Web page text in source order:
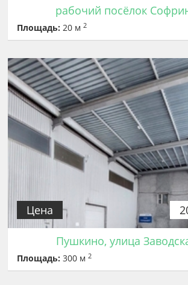
рабочий посёлок
Площадь: 20 м2
Цена
Пушкино, улица
Площадь: 300 м2